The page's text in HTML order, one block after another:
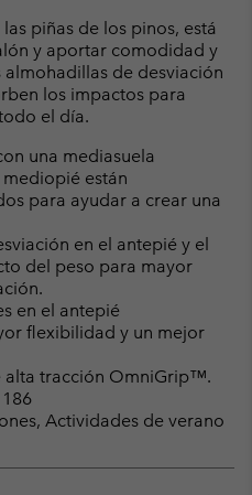
piñas de los pinos, está
y aportar comodidad y
almohadillas de desviación
los impactos para
el día.
una mediasuela
están
para ayudar a crear una
en el antepié y el
del peso para mayor
en el antepié
flexibilidad y un mejor
alta tracción OmniGrip™.
Actividades de verano